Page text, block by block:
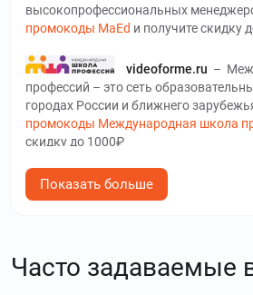
высокопрофессиональных
промокоды MaEd и получите скидку
videoforme.ru –
профессий – это сеть
городах России и ближнего
промокоды Международная школа
скидку до 1000₽
talentsy.ru
университет современных профессий.
fashionfactoryschool.com–
Fashion Factory School предлагает
Показать больше
Часто задаваемые